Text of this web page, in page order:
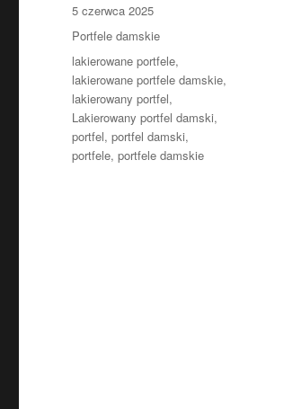
Opublikowano
5 czerwca 2025
Kategorie
Portfele damskie
Tagi
lakierowane portfele,
lakierowane portfele damskie,
lakierowany portfel,
Lakierowany portfel damski,
portfel,portfel damski,
portfele,portfele damskie